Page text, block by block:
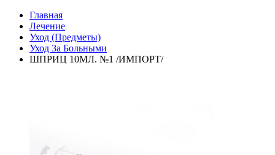
Главная
Лечение
Уход (Предметы)
Уход За Больными
ШПРИЦ 10МЛ. №1 /ИМПОРТ/